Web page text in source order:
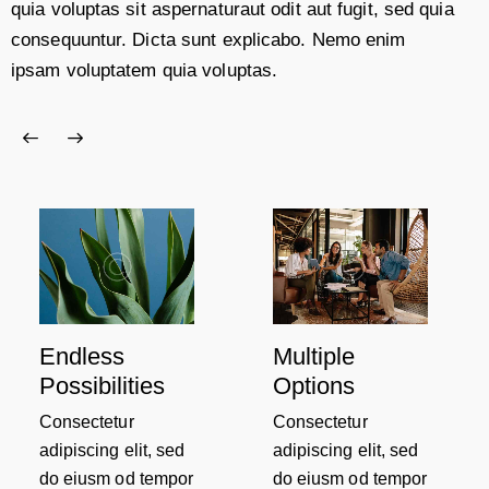
quia voluptas sit aspernaturaut odit aut fugit, sed quia
consequuntur. Dicta sunt explicabo. Nemo enim
ipsam voluptatem quia voluptas.
Endless
Possibilities
Consectetur
adipiscing elit, sed
do eiusm od tempor
Multiple
Options
Consectetur
adipiscing elit, sed
do eiusm od tempor